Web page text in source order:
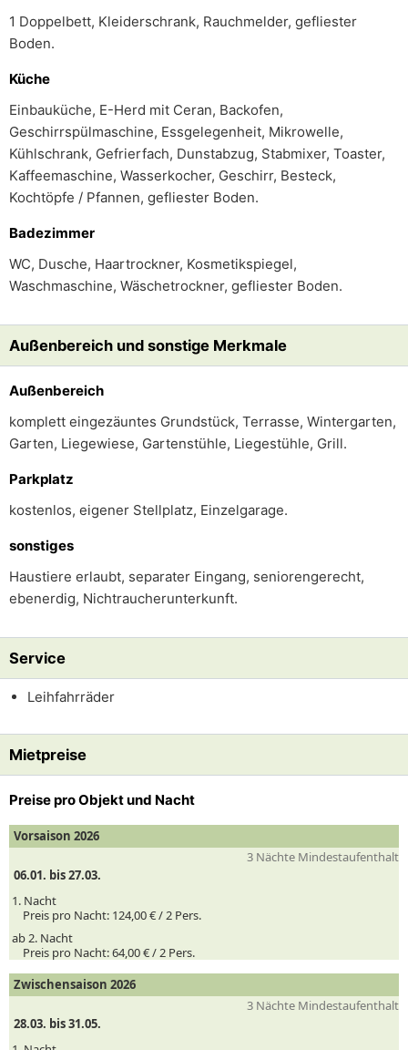
1 Doppelbett, Kleiderschrank, Rauchmelder, gefliester
Boden.
Küche
Einbauküche, E-Herd mit Ceran, Backofen,
Geschirrspülmaschine, Essgelegenheit, Mikrowelle,
Kühlschrank, Gefrierfach, Dunstabzug, Stabmixer, Toaster,
Kaffeemaschine, Wasserkocher, Geschirr, Besteck,
Kochtöpfe / Pfannen, gefliester Boden.
Badezimmer
WC, Dusche, Haartrockner, Kosmetikspiegel,
Waschmaschine, Wäschetrockner, gefliester Boden.
Außenbereich und sonstige Merkmale
Außenbereich
komplett eingezäuntes Grundstück, Terrasse, Wintergarten,
Garten, Liegewiese, Gartenstühle, Liegestühle, Grill.
Parkplatz
kostenlos, eigener Stellplatz, Einzelgarage.
sonstiges
Haustiere erlaubt, separater Eingang, seniorengerecht,
ebenerdig, Nichtraucherunterkunft.
Service
Leihfahrräder
Mietpreise
Preise pro Objekt und Nacht
Vorsaison 2026
3 Nächte Mindestaufenthalt
06.01. bis 27.03.
1. Nacht
Preis pro Nacht: 124,00 € /2 Pers.
ab 2. Nacht
Preis pro Nacht:64,00 € /2 Pers.
Zwischensaison 2026
3 Nächte Mindestaufenthalt
28.03. bis 31.05.